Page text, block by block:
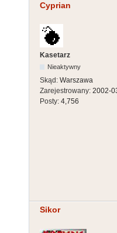
Cyprian
Kasetarz
Nieaktywny
Skąd: Warszawa
Zarejestrowany: 2002-
Posty: 4,756
Sikor